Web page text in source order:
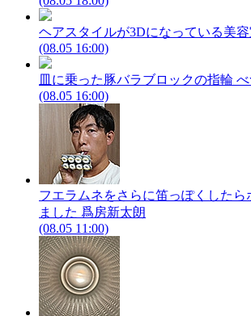
ヘアスタイルが3Dになっている美
(08.05 16:00)
皿に乗った豚バラブロックの指輪
(08.05 16:00)
フエラムネをさらに笛っぽくしたら
ました 爲房新太朗
(08.05 11:00)